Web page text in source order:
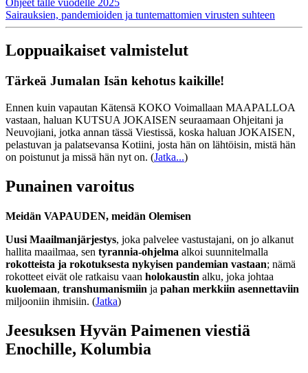
Sairauksien, pandemioiden ja tuntemattomien virusten suhteen
Loppuaikaiset valmistelut
Tärkeä Jumalan Isän kehotus kaikille!
Ennen kuin vapautan Kätensä KOKO Voimallaan MAAPALLOA
vastaan, haluan KUTSUA JOKAISEN seuraamaan Ohjeitani ja
Neuvojiani, jotka annan tässä Viestissä, koska haluan JOKAISEN,
pelastuvan ja palatsevansa Kotiini, josta hän on lähtöisin, mistä hän
on poistunut ja missä hän nyt on. (Jatka...)
Punainen varoitus
Meidän VAPAUDEN, meidän Olemisen
Uusi Maailmanjärjestys, joka palvelee vastustajani, on jo alkanut
hallita maailmaa, sen tyrannia-ohjelma alkoi suunnitelmalla
rokotteista ja rokotuksesta nykyisen pandemian vastaan; nämä
rokotteet eivät ole ratkaisu vaan holokaustin alku, joka johtaa
kuolemaan, transhumanismiin ja pahan merkkiin asennettaviin
miljooniin ihmisiin. (Jatka)
Jeesuksen Hyvän Paimenen viestiä
Enochille, Kolumbia